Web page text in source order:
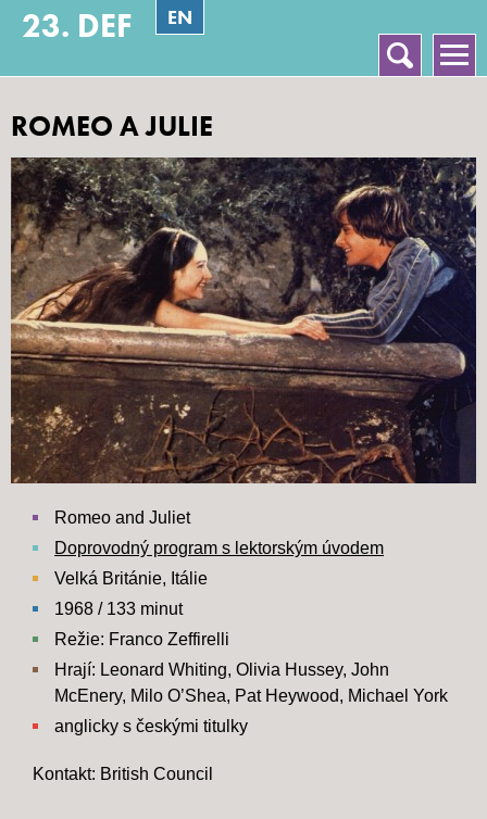
EN
23. DEF Hlavní menu
Vyhledávání
ROMEO A JULIE
Romeo and Juliet
Doprovodný program s lektorským úvodem
Velká Británie, Itálie
1968 / 133 minut
Režie: Franco Zeffirelli
Hrají: Leonard Whiting, Olivia Hussey, John
McEnery, Milo O’Shea, Pat Heywood, Michael York
anglicky s českými titulky
Kontakt: British Council